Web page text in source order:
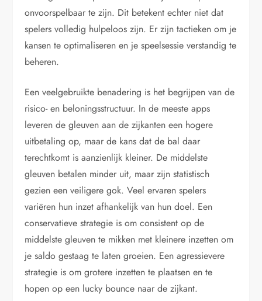
onvoorspelbaar te zijn. Dit betekent echter niet dat
spelers volledig hulpeloos zijn. Er zijn tactieken om je
kansen te optimaliseren en je speelsessie verstandig te
beheren.
Een veelgebruikte benadering is het begrijpen van de
risico- en beloningsstructuur. In de meeste apps
leveren de gleuven aan de zijkanten een hogere
uitbetaling op, maar de kans dat de bal daar
terechtkomt is aanzienlijk kleiner. De middelste
gleuven betalen minder uit, maar zijn statistisch
gezien een veiligere gok. Veel ervaren spelers
variëren hun inzet afhankelijk van hun doel. Een
conservatieve strategie is om consistent op de
middelste gleuven te mikken met kleinere inzetten om
je saldo gestaag te laten groeien. Een agressievere
strategie is om grotere inzetten te plaatsen en te
hopen op een lucky bounce naar de zijkant.